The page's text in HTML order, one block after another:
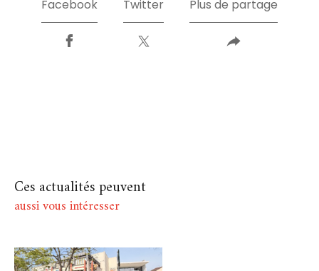
Facebook Twitter Plus de partage
Ces actualités peuvent
aussi vous intéresser